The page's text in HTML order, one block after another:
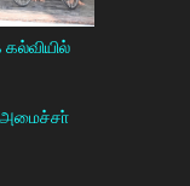
கல்வியில்
அமைச்சா்